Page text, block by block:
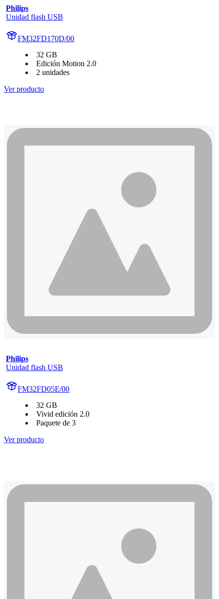
Philips
Unidad flash USB
FM32FD170D/00
32 GB
Edición Motion 2.0
2 unidades
Ver producto
Philips
Unidad flash USB
FM32FD05E/00
32 GB
Vivid edición 2.0
Paquete de 3
Ver producto